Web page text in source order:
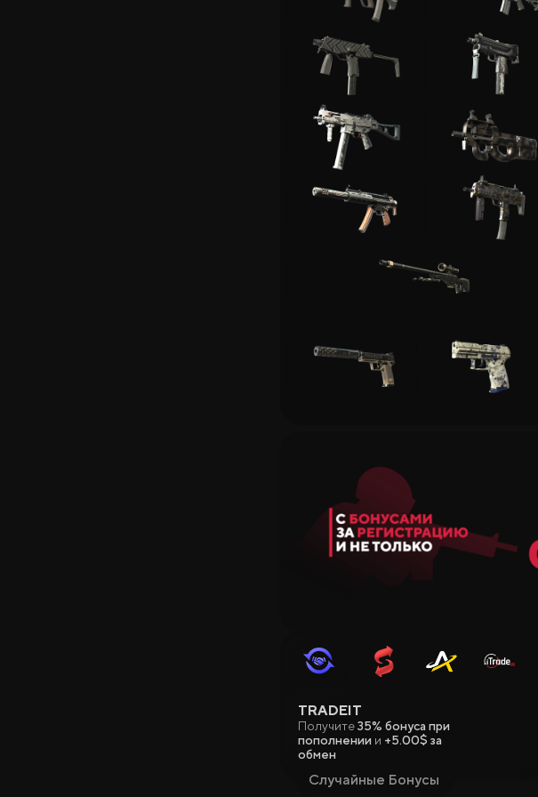
Новые Сайты
Вики CS2
Все
Случайные Бонусы
TRADEIT
Получите35% бонуса при
пополнении и +5.00$ за
обмен